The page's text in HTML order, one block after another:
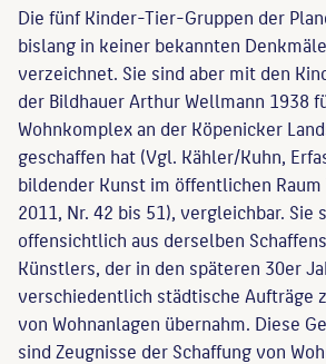
Die fünf Kinder-Tier-Gruppen der
bislang in keiner bekannten
verzeichnet. Sie sind aber mit den
der Bildhauer Arthur Wellmann 1938
Wohnkomplex an der Köpenicker
geschaffen hat (Vgl. Kähler/Kuhn,
bildender Kunst im öffentlichen
2011, Nr. 42 bis 51), vergleichbar. Sie
offensichtlich aus derselben
Künstlers, der in den späteren 30er
verschiedentlich städtische Aufträge
von Wohnanlagen übernahm. Diese
sind Zeugnisse der Schaffung von